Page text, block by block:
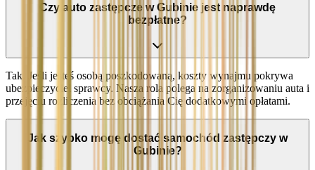
Czy auto zastępcze w Gubinie jest naprawdę
bezpłatne?
Tak. Jeśli jesteś osobą poszkodowaną, koszty wynajmu pokrywa
ubezpieczyciel sprawcy. Nasza rola polega na zorganizowaniu auta i
przejęciu rozliczenia bez obciążania Cię dodatkowymi opłatami.
Jak szybko mogę dostać samochód zastępczy w
Gubinie?